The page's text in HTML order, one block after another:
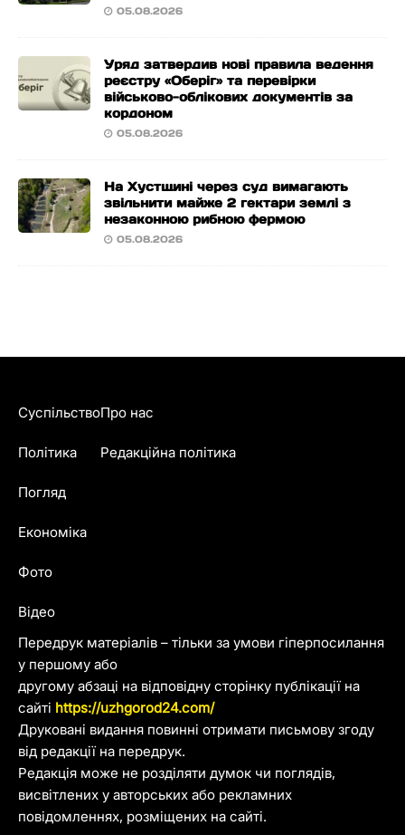
05.08.2026
Уряд затвердив нові правила ведення
реєстру «Оберіг» та перевірки
військово-облікових документів за
кордоном
05.08.2026
На Хустщині через суд вимагають
звільнити майже 2 гектари землі з
незаконною рибною фермою
05.08.2026
Передрук матеріалів – тільки за умови гіперпосилання
у першому або
другому абзаці на відповідну сторінку публікації на
сайті https://uzhgorod24.com/
Друковані видання повинні отримати письмову згоду
від редакції на передрук.
Редакція може не розділяти думок чи поглядів,
висвітлених у авторських або рекламних
повідомленнях, розміщених на сайті.
Суспільство
Політика
Погляд
Економіка
Фото
Відео
Про нас
Редакційна політика